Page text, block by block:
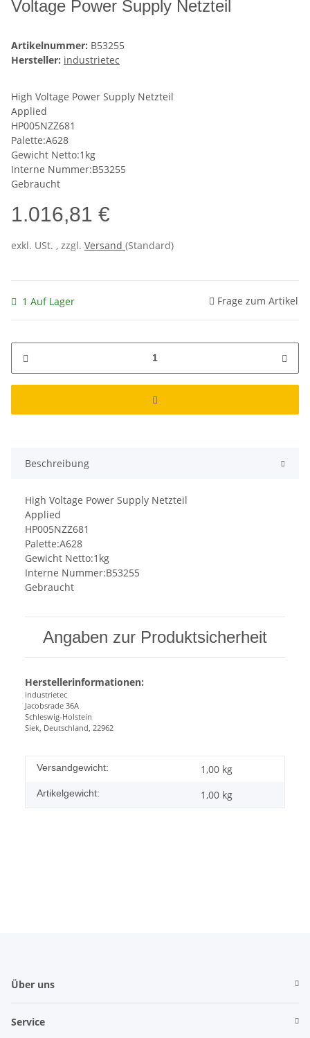
Voltage Power Supply Netzteil
Artikelnummer: B53255
Hersteller: industrietec
High Voltage Power Supply Netzteil
Applied
HP005NZZ681
Palette:A628
Gewicht Netto:1kg
Interne Nummer:B53255
Gebraucht
1.016,81 €
exkl. USt. , zzgl. Versand (Standard)
1 Auf Lager Frage zum Artikel
Beschreibung
High Voltage Power Supply Netzteil
Applied
HP005NZZ681
Palette:A628
Gewicht Netto:1kg
Interne Nummer:B53255
Gebraucht
Angaben zur Produktsicherheit
Herstellerinformationen:
industrietec
Jacobsrade 36A
Schleswig-Holstein
Siek, Deutschland, 22962
Versandgewicht: 1,00 kg
Artikelgewicht: 1,00 kg
Über uns
Service